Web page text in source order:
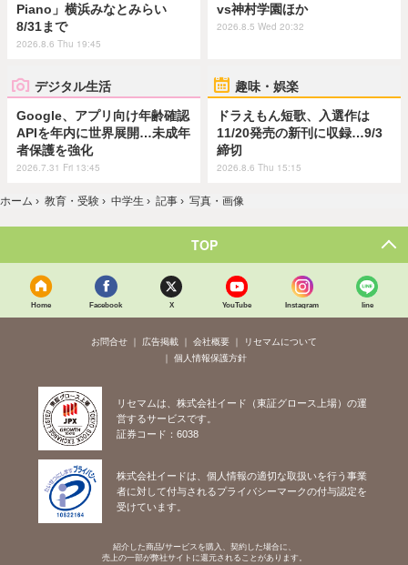
Piano」横浜みなとみらい
8/31まで
2026.8.6 Thu 19:45
vs神村学園ほか
2026.8.5 Wed 20:32
デジタル生活
Google、アプリ向け年齢確認
APIを年内に世界展開…未成年
者保護を強化
2026.7.31 Fri 13:45
趣味・娯楽
ドラえもん短歌、入選作は
11/20発売の新刊に収録…9/3
締切
2026.8.6 Thu 15:15
ホーム › 教育・受験 › 中学生 › 記事 › 写真・画像
TOP
Home Facebook X YouTube Instagram line
お問合せ 広告掲載 会社概要
リセマムについて
個人情報保護方針
リセマムは、株式会社イード（東証グロース上場）の運
営するサービスです。
証券コード：6038
株式会社イードは、個人情報の適切な取扱いを行う事業
者に対して付与されるプライバシーマークの付与認定を
受けています。
紹介した商品/サービスを購入、契約した場合に、
売上の一部が弊社サイトに還元されることがあります。